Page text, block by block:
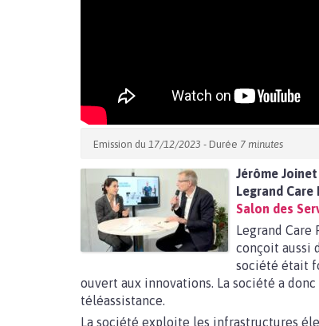
Emission du 17/12/2023 - Durée 7 minutes
Jérôme
Legrand Care
Salon des
Legrand Care
conçoit aussi
société était
ouvert aux innovations. La société a
téléassistance.
La société exploite les infrastructures